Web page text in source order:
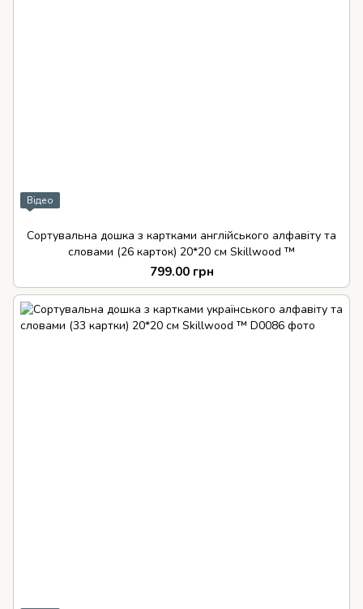
Відео
Сортувальна дошка з картками англійського алфавіту та
словами (26 карток) 20*20 см Skillwood ™
799.00 грн